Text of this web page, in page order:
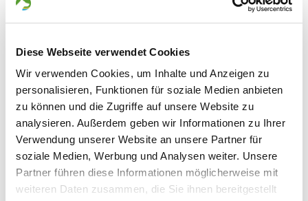
Diese Webseite verwendet Cookies
Wir verwenden Cookies, um Inhalte und Anzeigen zu
personalisieren, Funktionen für soziale Medien anbieten
zu können und die Zugriffe auf unsere Website zu
analysieren. Außerdem geben wir Informationen zu Ihrer
Verwendung unserer Website an unsere Partner für
soziale Medien, Werbung und Analysen weiter. Unsere
Partner führen diese Informationen möglicherweise mit
weiteren Daten zusammen, die Sie ihnen bereitgestellt
Zuchtstätte: vom Niemberger Eck
Neue Siedlung 12
Welpen erwartet
Zuchtstätte: vom Zadlitzbruch
Details
Schmiedebergerstraße 18b
04849 Bad Düben
Derzeit keine Welpen